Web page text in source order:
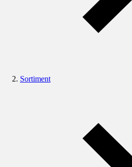
Sortiment